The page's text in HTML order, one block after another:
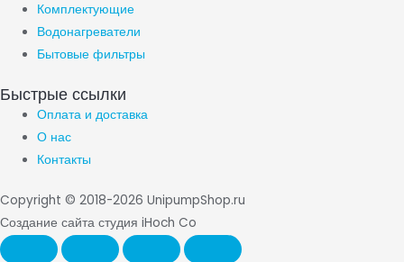
Комплектующие
Водонагреватели
Бытовые фильтры
Быстрые ссылки
Оплата и доставка
О нас
Контакты
Copyright © 2018-2026 UnipumpShop.ru
Создание сайта студия iHoch Co